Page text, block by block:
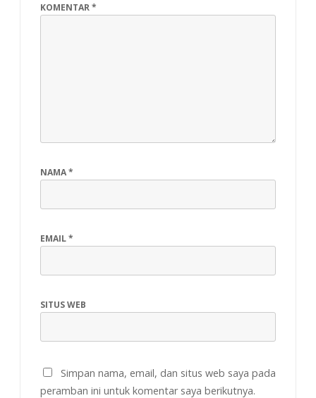
KOMENTAR*
NAMA*
EMAIL*
SITUS WEB
Simpan nama, email, dan situs web saya pada
peramban ini untuk komentar saya berikutnya.